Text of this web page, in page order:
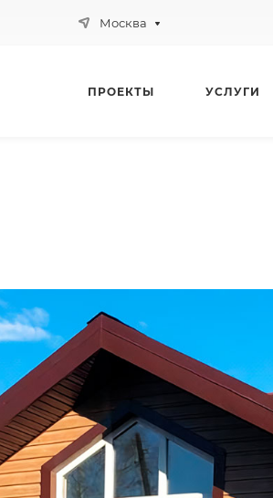
Москва
ПРОЕКТЫ УСЛУГИ